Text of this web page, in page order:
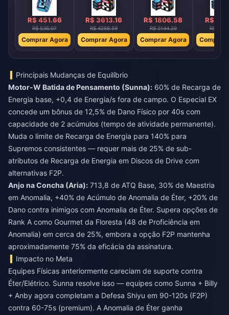
R$ 451.66
R$ 536.07
Comprar Agora
R$ 3613.16
R$ 4288.59
Comprar Agora
R$ 1806.58
R$ 2144.29
Comprar Agora
R$
R$
Comprar
Principais Mudanças de Equilíbrio
Motor-W Batida de Pensamento (Sunna): 60% de Recarga de
Energia base, +0,4 de Energia/s fora de campo. O Especial EX
concede um bônus de 12,5% de Dano Físico por 40s com
capacidade de 2 acúmulos (tempo de atividade permanente).
Muda o limite de Recarga de Energia para 140% para
Supremos consistentes — requer mais de 25% de sub-
atributos de Recarga de Energia em Discos de Drive com
alternativas F2P.
Anjo na Concha (Aria): 713,8 de ATQ Base, 30% de Maestria
em Anomalia, +40% de Acúmulo de Anomalia de Éter, +20% de
Dano contra inimigos com Anomalia de Éter. Supera opções de
Rank A como Gourmet da Floresta (48 de Proficiência em
Anomalia) em cerca de 25%, embora a opção F2P mantenha
aproximadamente 75% da eficácia da assinatura.
Impacto no Meta
Equipes Físicas anteriormente careciam de suporte contra
Éter/Elétrico. Sunna resolve isso — equipes como Sunna + Billy
+ Anby agora completam a Defesa Shiyu em 90-120s (F2P)
contra 60-75s (premium). A Anomalia de Éter ganha